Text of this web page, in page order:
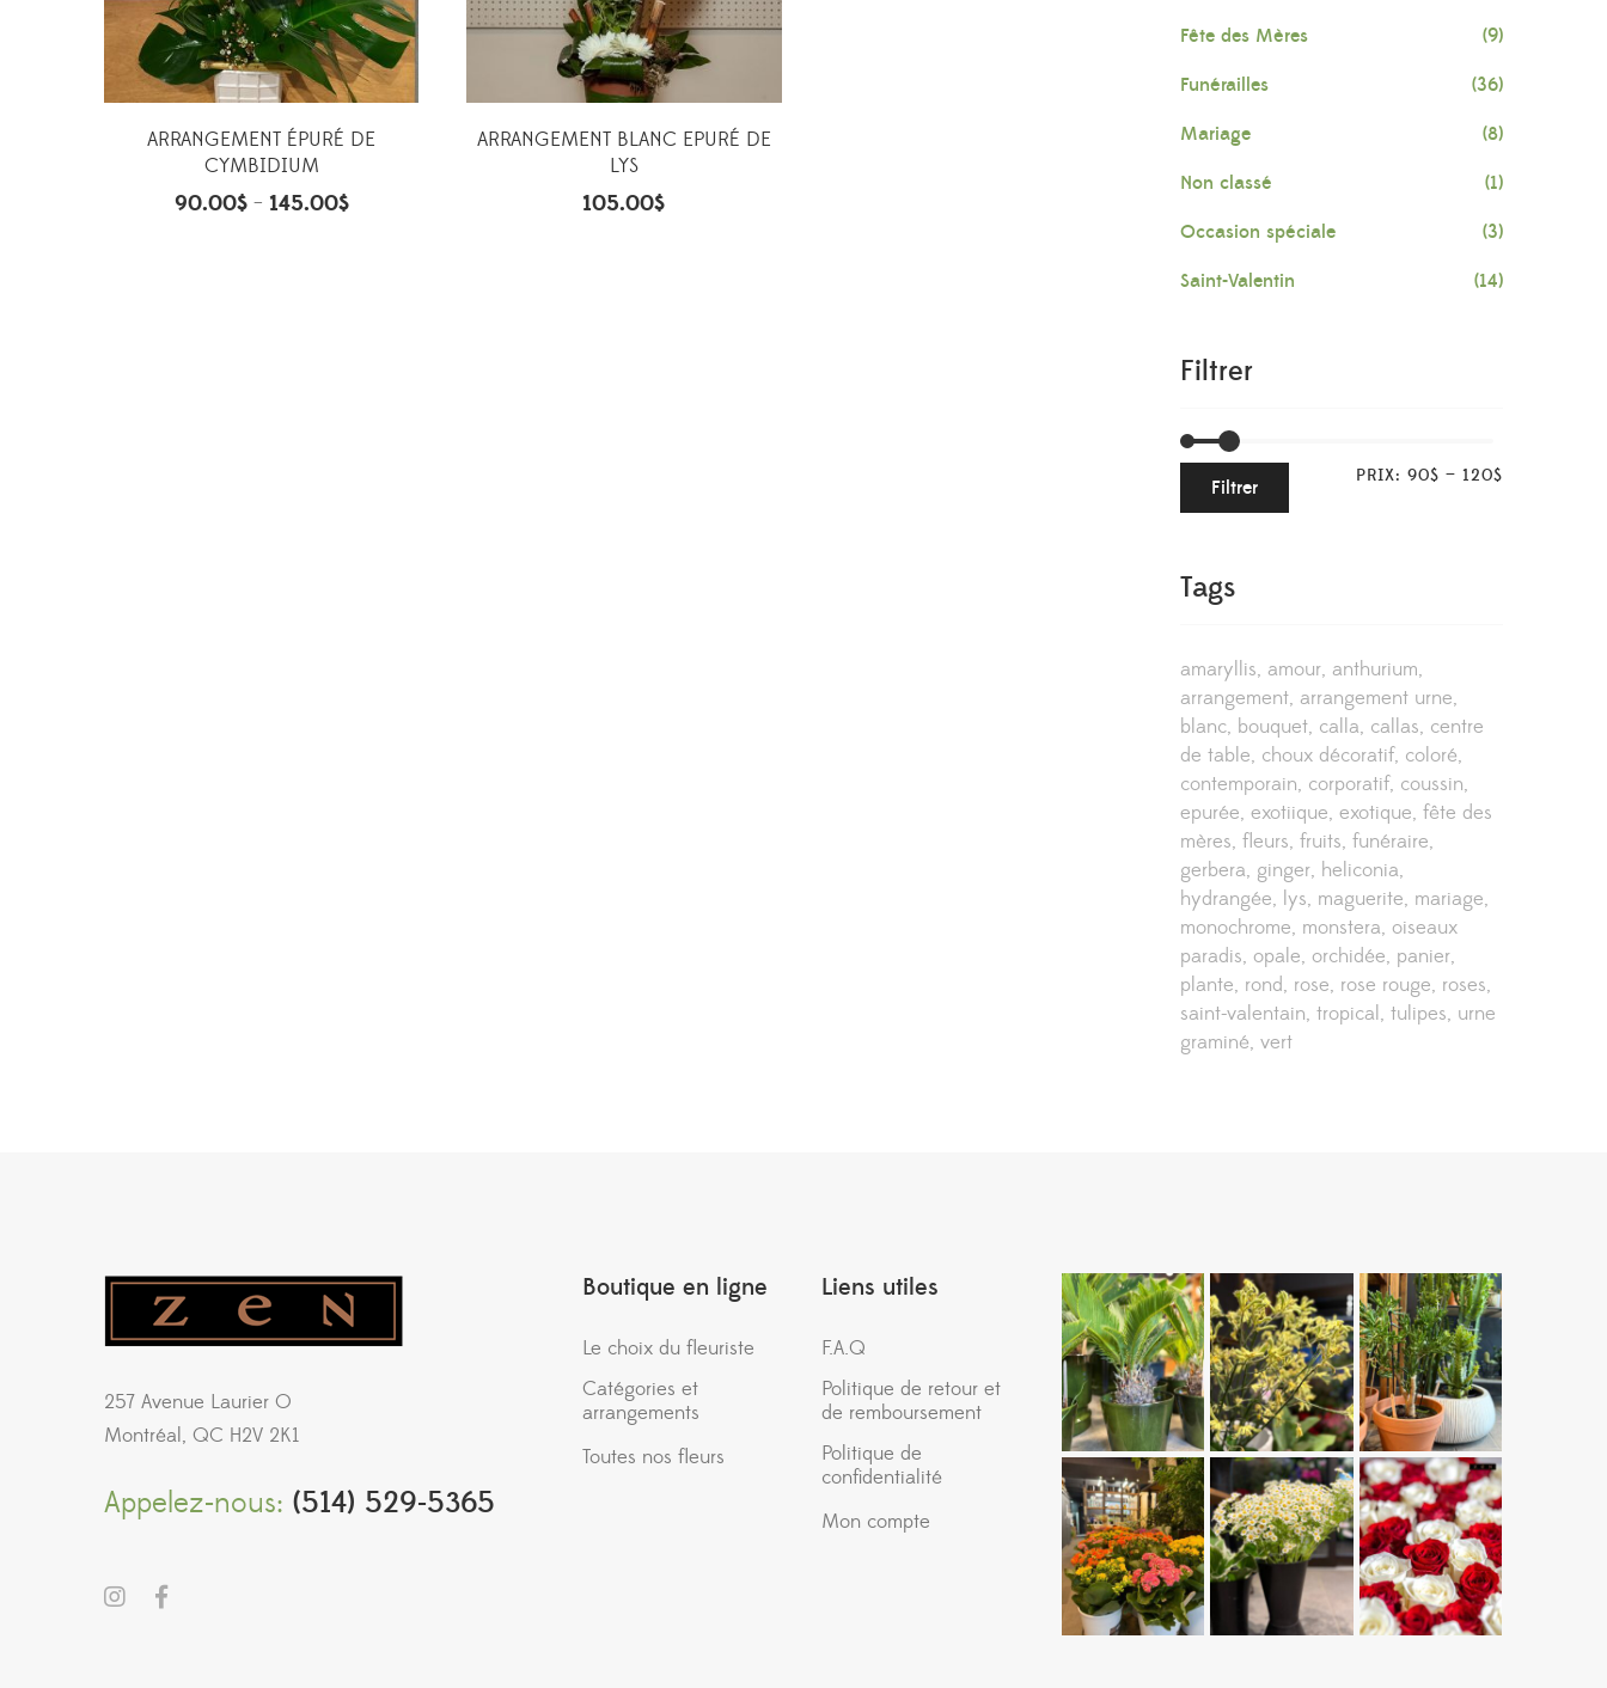
ARRANGEMENT ÉPURÉ DE
CYMBIDIUM
90.00$– 145.00$
ARRANGEMENT BLANC EPURÉ DE
LYS
105.00$
Fête des Mères (9)
Funérailles (36)
Mariage (8)
Non classé (1)
Occasion spéciale (3)
Saint-Valentin (14)
Filtrer
Filtrer PRIX: 90$ — 120$
Tags
amaryllis amour anthurium
arrangement arrangement urne
blanc bouquet calla callas centre
de table choux décoratif coloré
contemporain corporatif coussin
epurée exotiique exotique fête des
mères fleurs fruits funéraire
gerbera ginger heliconia
hydrangée lys maguerite mariage
monochrome monstera oiseaux
paradis opale orchidée panier
plante rond rose rose rouge roses
saint-valentain tropical tulipes urne
graminé vert
257 Avenue Laurier O
Montréal, QC H2V 2K1
Appelez-nous: (514) 529-5365
Boutique en ligne
Le choix du fleuriste
Catégories et
arrangements
Toutes nos fleurs
Liens utiles
F.A.Q
Politique de retour et
de remboursement
Politique de
confidentialité
Mon compte